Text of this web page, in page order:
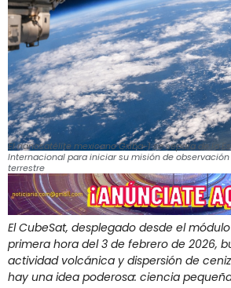
El nanosatélite mexicano Gxiba-1 se separa de la
Internacional para iniciar su misión de
terrestre
El CubeSat, desplegado desde el
primera hora del 3 de febrero de 2026,
actividad volcánica y dispersión de
hay una idea poderosa: ciencia